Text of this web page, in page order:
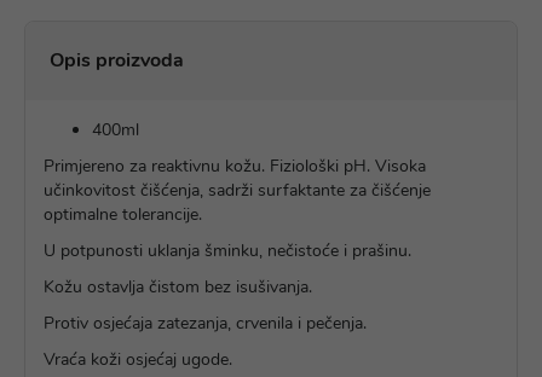
Opis proizvoda
400ml
Primjereno za reaktivnu kožu. Fiziološki pH. Visoka
učinkovitost čišćenja, sadrži surfaktante za čišćenje
optimalne tolerancije.
U potpunosti uklanja šminku, nečistoće i prašinu.
Kožu ostavlja čistom bez isušivanja.
Protiv osjećaja zatezanja, crvenila i pečenja.
Vraća koži osjećaj ugode.